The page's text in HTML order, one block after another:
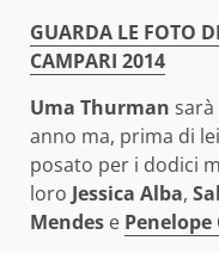
GUARDA LE FOTO
CAMPARI 2014
Uma Thurman
anno ma, prima di
posato per i dodici
loro Jessica Alba,
Mendes e Penelope